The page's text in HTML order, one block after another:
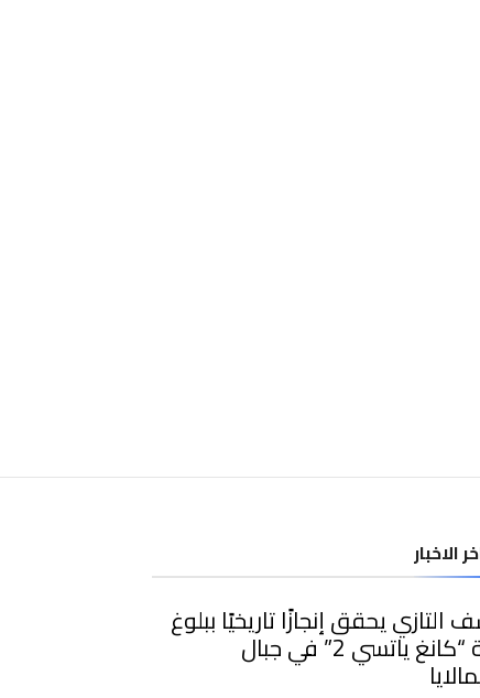
الاخبار
التازي يحقق إنجازًا تاريخيًا ببلوغ
قمة “كانغ ياتسي 2” في جبال